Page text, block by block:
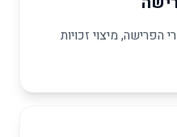
הפרישה, מיצוי זכויות